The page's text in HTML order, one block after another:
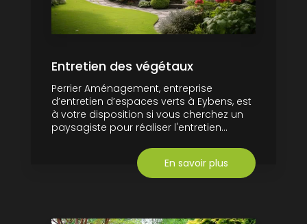
Entretien des végétaux
Perrier Aménagement, entreprise
d’entretien d’espaces verts à Eybens, est
à votre disposition si vous cherchez un
paysagiste pour réaliser l'entretien...
En savoir plus